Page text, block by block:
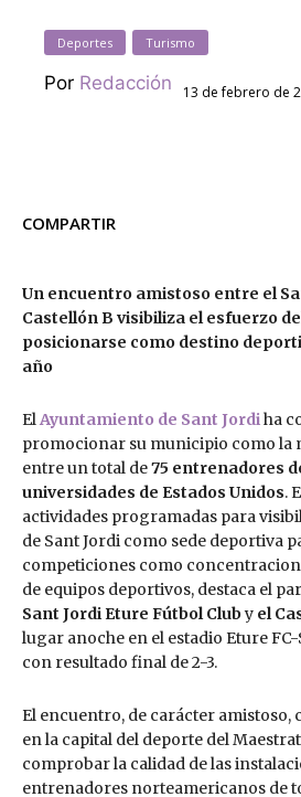
Deportes Turismo
Por Redacción 13 de febrero de
COMPARTIR
Un encuentro amistoso entre el
Castellón B visibiliza el esfuerzo
posicionarse como destino
año
ElAyuntamiento de Sant Jordiha
promocionar su municipio como la
entre un total de75 entrenadores
universidades de Estados Unidos.
actividades programadas para
de Sant Jordi como sede deportiva
competiciones como
de equipos deportivos, destaca el
Sant Jordi Eture Fútbol Cluby el
lugar anoche en el estadio Eture
con resultado final de 2-3.
El encuentro, de carácter
en la capital del deporte del
comprobar la calidad de las
entrenadores norteamericanos de